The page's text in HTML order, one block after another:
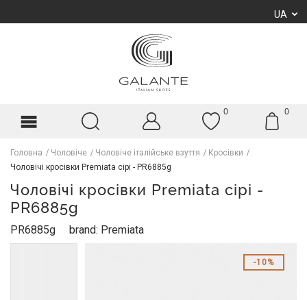
UA
0 0
Головна Чоловіче Чоловіче італійське взуття
Кросівки
Чоловічі кросівки Premiata сірі - PR6885g
Чоловічі кросівки Premiata сірі -
PR6885g
PR6885g brand: Premiata
10%